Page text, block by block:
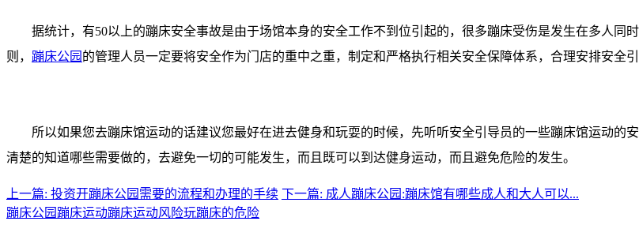
据统计，有50以上的蹦床安全事故是由于场馆本身的安全工作不到位引起的，很多蹦床受伤是发生在多人同
则， 蹦床公园 的管理人员一定要将安全作为门店的重中之重，制定和严格执行相关安全保障体系，合理安排安全
所以如果您去蹦床馆运动的话建议您最好在进去健身和玩耍的时候，先听听安全引导员的一些蹦床馆运动
清楚的知道哪些需要做的，去避免一切的可能发生，而且既可以到达健身运动，而且避免危险的发生。
上一篇: 投资开蹦床公园需要的流程和办理的手续 下一篇: 成人蹦床公园:蹦床馆有哪些成人和大人可以...
蹦床公园 蹦床运动蹦床运动风险玩蹦床的危险